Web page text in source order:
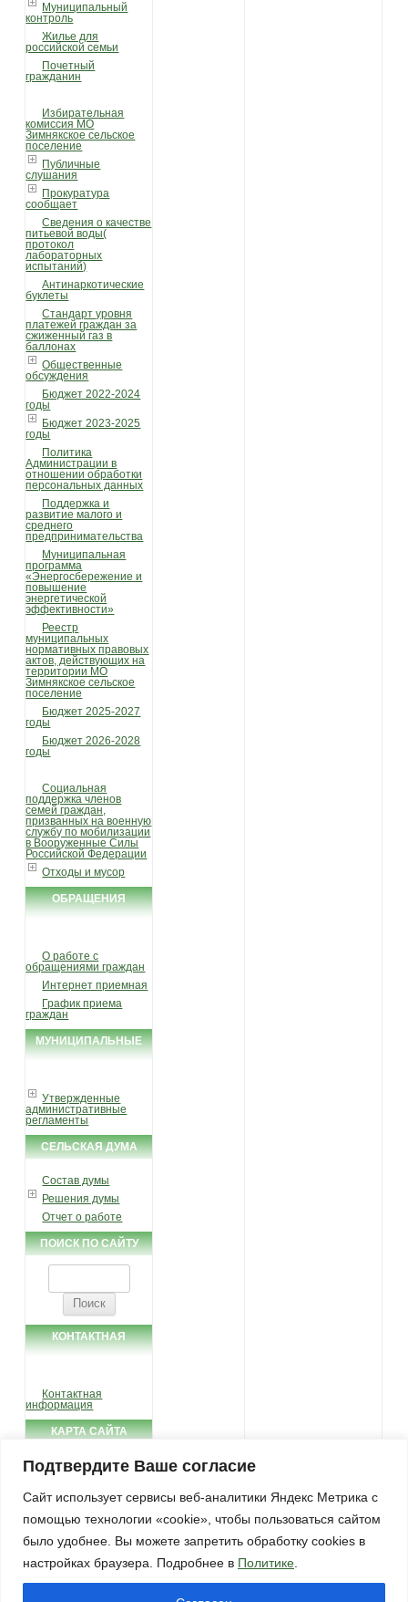
Подтвердите Ваше согласие
Сайт использует сервисы веб-аналитики Яндекс Метрика с
помощью технологии «cookie», чтобы пользоваться сайтом
было удобнее. Вы можете запретить обработку cookies в
настройках браузера. Подробнее в Политике
Муниципальный
контроль
Жилье для
российской семьи
Почетный
гражданин
Избирательная
комиссия МО
Зимнякское сельское
поселение
Публичные
слушания
Прокуратура
сообщает
Сведения о качестве
питьевой воды(
протокол
лабораторных
испытаний)
Антинаркотические
буклеты
Стандарт уровня
платежей граждан за
сжиженный газ в
баллонах
Общественные
обсуждения
Бюджет 2022-2024
годы
Бюджет 2023-2025
годы
Политика
Администрации в
отношении обработки
персональных данных
Поддержка и
развитие малого и
среднего
предпринимательства
Муниципальная
программа
«Энергосбережение и
повышение
энергетической
эффективности»
Реестр
муниципальных
нормативных правовых
актов, действующих на
территории МО
Зимнякское сельское
поселение
Бюджет 2025-2027
годы
Бюджет 2026-2028
годы
Социальная
поддержка членов
семей граждан,
призванных на военную
службу по мобилизации
в Вооруженные Силы
Российской Федерации
Отходы и мусор
ОБРАЩЕНИЯ
О работе с
обращениями граждан
Интернет приемная
График приема
граждан
МУНИЦИПАЛЬНЫЕ
Утвержденные
административные
регламенты
СЕЛЬСКАЯ ДУМА
Состав думы
Решения думы
Отчет о работе
ПОИСК ПО САЙТУ
КОНТАКТНАЯ
Контактная
информация
КАРТА САЙТА
Карта сайта
Фото-галерея